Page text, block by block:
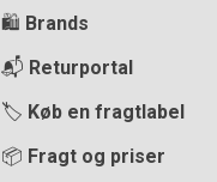
🛍️ Brands
📬 Returportal
🏷️ Køb en fragtlabel
📦 Fragt og priser